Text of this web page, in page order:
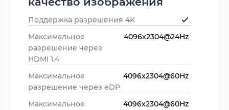
Поддержка разрешения 4K
Максимальное
разрешение через
HDMI 1.4
4096x2304@24Hz
Максимальное
разрешение через eDP
4096x2304@60Hz
Максимальное
4096x2304@60Hz